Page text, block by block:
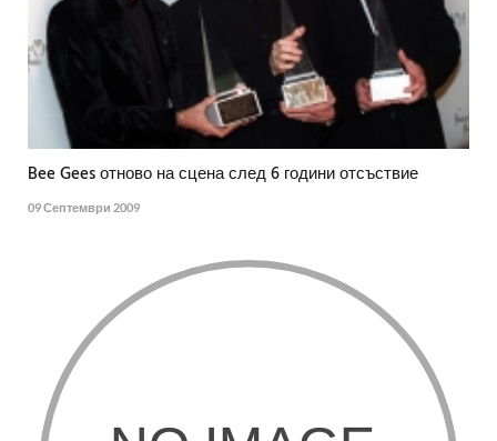
Bee Gees отново на сцена след 6 години отсъствие
09 Септември 2009